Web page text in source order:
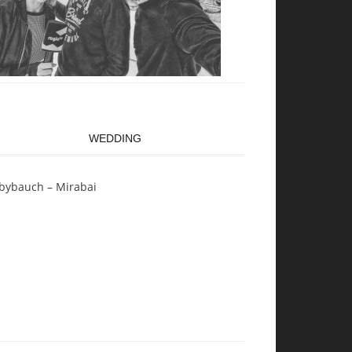
WEDDING
– Mirabai